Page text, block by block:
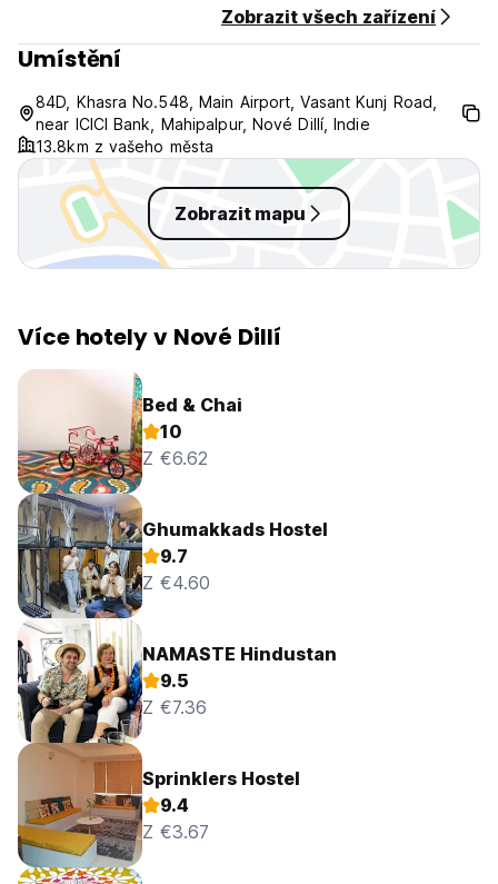
Zobrazit všech zařízení
Umístění
84D, Khasra No.548, Main Airport, Vasant Kunj Road,
near ICICI Bank, Mahipalpur, Nové Dillí, Indie
13.8km z vašeho města
Zobrazit mapu
Více hotely v Nové Dillí
Bed & Chai
10
Z €6.62
Ghumakkads Hostel
9.7
Z €4.60
NAMASTE Hindustan
9.5
Z €7.36
Sprinklers Hostel
9.4
Z €3.67